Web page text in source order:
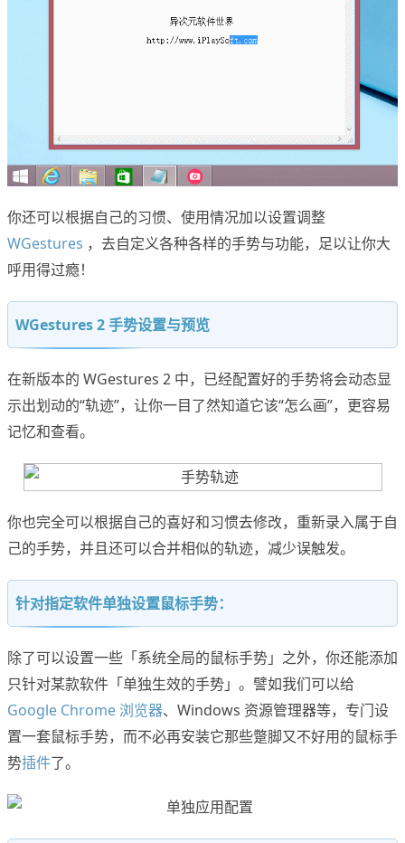
你还可以根据自己的习惯、使用情况加以设置调整
WGestures ，去自定义各种各样的手势与功能，足以让你大
呼用得过瘾！
WGestures 2 手势设置与预览
在新版本的 WGestures 2 中，已经配置好的手势将会动态显
示出划动的“轨迹”，让你一目了然知道它该“怎么画”，更容易
记忆和查看。
你也完全可以根据自己的喜好和习惯去修改，重新录入属于自
己的手势，并且还可以合并相似的轨迹，减少误触发。
针对指定软件单独设置鼠标手势：
除了可以设置一些「系统全局的鼠标手势」之外，你还能添加
只针对某款软件「单独生效的手势」。譬如我们可以给
Google Chrome 浏览器、Windows 资源管理器等，专门设
置一套鼠标手势，而不必再安装它那些蹩脚又不好用的鼠标手
势插件了。